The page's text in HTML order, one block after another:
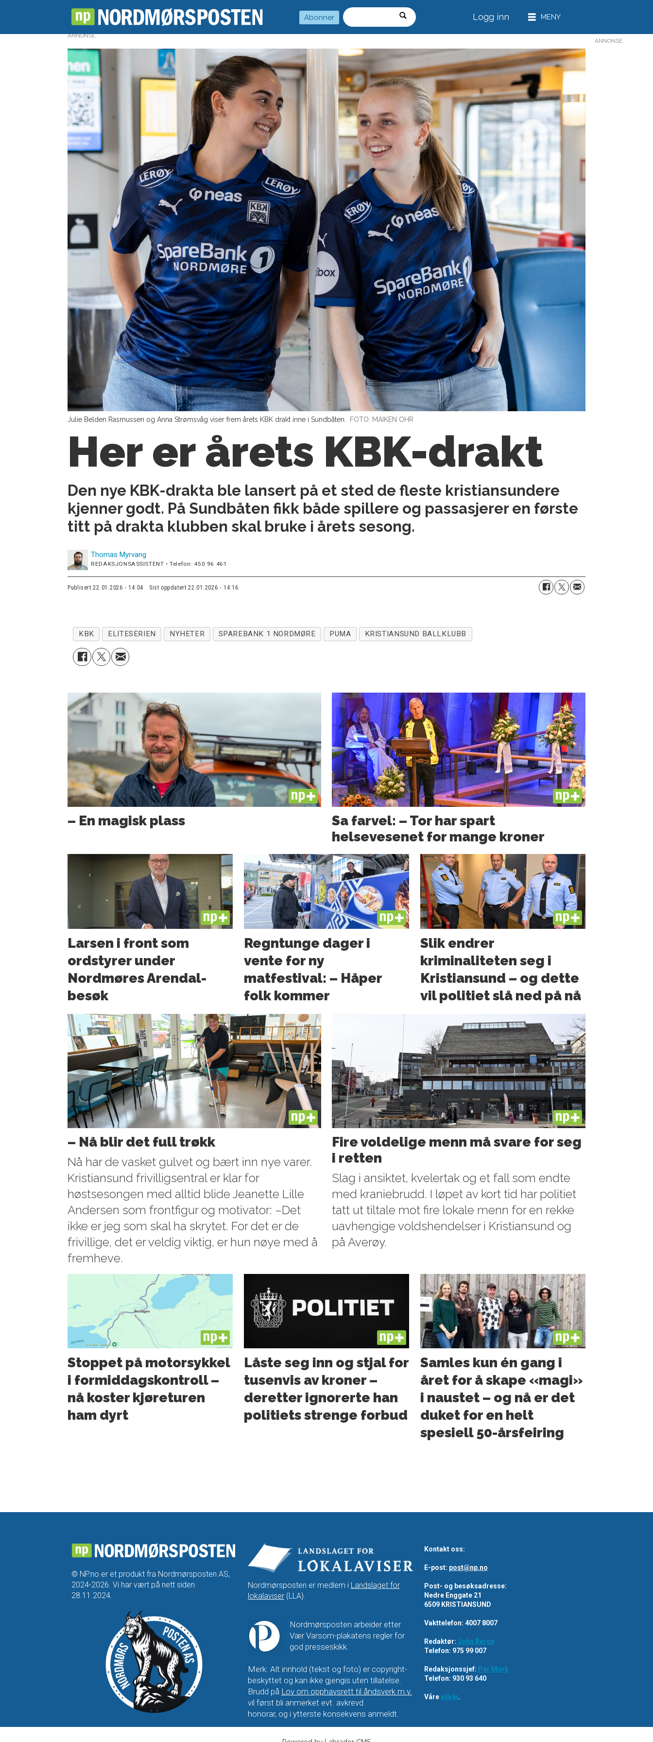
Abonner
Søk
Logg inn
ANNONSE
Julie Belden Rasmussen og Anna Strømsvåg viser frem årets KBK drakt inne i Sundbåten. FOTO: MAIKEN OHR
Her er årets KBK-drakt
Den nye KBK-drakta ble lansert på et sted de fleste kristiansundere
kjenner godt. På Sundbåten fikk både spillere og passasjerer en første
titt på drakta klubben skal bruke i årets sesong.
Thomas Myrvang
REDAKSJONSASSISTENT • Telefon: 450 96 461
Publisert 22.01.2026 - 14:04 Sist oppdatert 22.01.2026 - 14:16
KBK ELITESERIEN NYHETER SPAREBANK 1 NORDMØRE PUMA KRISTIANSUND BALLKLUBB
PLUS
– En magisk plass
PLUS
Sa farvel: – Tor har spart
helsevesenet for mange kroner
PLUS
Larsen i front som
ordstyrer under
Nordmøres Arendal-
besøk
PLUS
Regntunge dager i
vente for ny
matfestival: – Håper
folk kommer
PLUS
Slik endrer
kriminaliteten seg i
Kristiansund – og dette
vil politiet slå ned på nå
PLUS
– Nå blir det full trøkk
Nå har de vasket gulvet og bært inn nye varer.
Kristiansund frivilligsentral er klar for
høstsesongen med alltid blide Jeanette Lille
Andersen som frontfigur og motivator: –Det
ikke er jeg som skal ha skrytet. For det er de
frivillige, det er veldig viktig, er hun nøye med å
fremheve.
PLUS
Fire voldelige menn må svare for seg
i retten
Slag i ansiktet, kvelertak og et fall som endte
med kraniebrudd. I løpet av kort tid har politiet
tatt ut tiltale mot fire lokale menn for en rekke
uavhengige voldshendelser i Kristiansund og
på Averøy.
PLUS
Stoppet på motorsykkel
i formiddagskontroll –
nå koster kjøreturen
ham dyrt
PLUS
Låste seg inn og stjal for
tusenvis av kroner –
deretter ignorerte han
politiets strenge forbud
PLUS
Samles kun én gang i
året for å skape «magi»
i naustet – og nå er det
duket for en helt
spesiell 50-årsfeiring
ANNONSE
© NP.no er et produkt fra Nordmørsposten AS,
2024-2026. Vi har vært på nett siden
28.11.2024.
Nordmørsposten er medlem i Landslaget for
lokalaviser(LLA).
Nordmørsposten arbeider etter
Vær Varsom-plakatens regler for
god presseskikk.
Merk: Alt innhold (tekst og foto) er copyright-
beskyttet og kan ikke gjengis uten tillatelse.
Brudd på Lov om opphavsrett til åndsverk m.v.
vil først bli anmerket evt. avkrevd
honorar, og i ytterste konsekvens anmeldt.
Kontakt oss:
E-post: post@np.no
Post- og besøksadresse:
Nedre Enggate 21
6509 KRISTIANSUND
Vakttelefon: 4007 8007
Redaktør: John Berge
Telefon: 975 99 007
Redaksjonssjef: Per Mork
Telefon: 930 93 640
Vårevilkår.